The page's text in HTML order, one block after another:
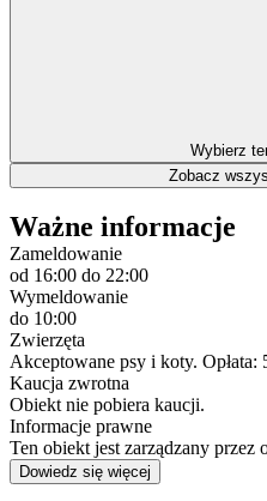
Wybierz
Zobacz
Ważne informacje
Zameldowanie
od 16:00 do 22:00
Wymeldowanie
do 10:00
Zwierzęta
Akceptowane psy i koty. Opłata:
Kaucja zwrotna
Obiekt nie pobiera kaucji.
Informacje prawne
Ten obiekt jest zarządzany przez
Dowiedz się więcej